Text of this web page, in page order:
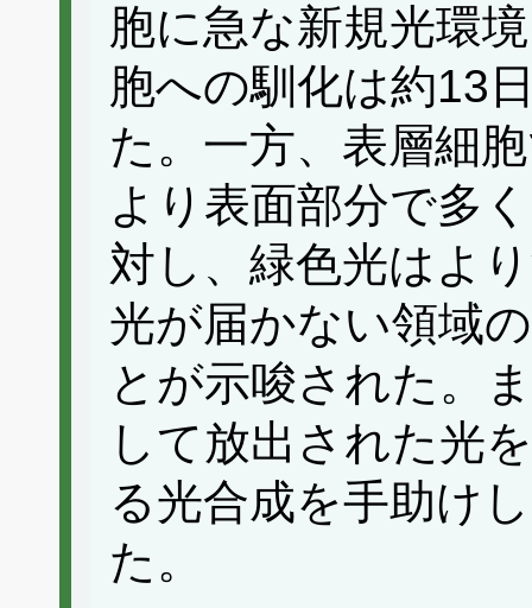
胞に急な新規光環
胞への馴化は約13
た。一方、表層細
より表面部分で多
対し、緑色光はよ
光が届かない領域
とが示唆された。
して放出された光
る光合成を手助け
た。